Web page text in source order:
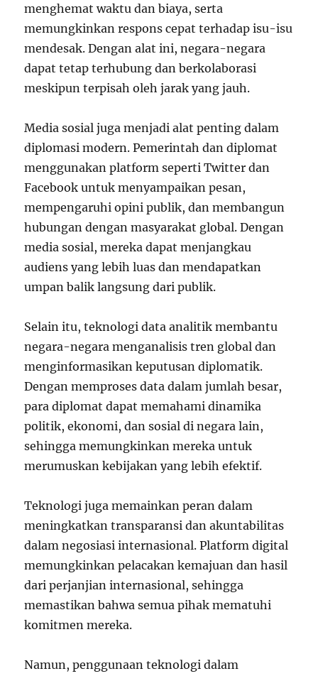
menghemat waktu dan biaya, serta
memungkinkan respons cepat terhadap isu-isu
mendesak. Dengan alat ini, negara-negara
dapat tetap terhubung dan berkolaborasi
meskipun terpisah oleh jarak yang jauh.
Media sosial juga menjadi alat penting dalam
diplomasi modern. Pemerintah dan diplomat
menggunakan platform seperti Twitter dan
Facebook untuk menyampaikan pesan,
mempengaruhi opini publik, dan membangun
hubungan dengan masyarakat global. Dengan
media sosial, mereka dapat menjangkau
audiens yang lebih luas dan mendapatkan
umpan balik langsung dari publik.
Selain itu, teknologi data analitik membantu
negara-negara menganalisis tren global dan
menginformasikan keputusan diplomatik.
Dengan memproses data dalam jumlah besar,
para diplomat dapat memahami dinamika
politik, ekonomi, dan sosial di negara lain,
sehingga memungkinkan mereka untuk
merumuskan kebijakan yang lebih efektif.
Teknologi juga memainkan peran dalam
meningkatkan transparansi dan akuntabilitas
dalam negosiasi internasional. Platform digital
memungkinkan pelacakan kemajuan dan hasil
dari perjanjian internasional, sehingga
memastikan bahwa semua pihak mematuhi
komitmen mereka.
Namun, penggunaan teknologi dalam